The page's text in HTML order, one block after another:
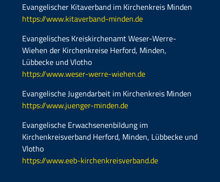
Evangelischer Kitaverband im Kirchenkreis Minden
https://www.kitaverband-minden.de
Evangelisches Kreiskirchenamt Weser-Werre-
Wiehen der Kirchenkreise Herford, Minden,
Lübbecke und Vlotho
https://www.weser-werre-wiehen.de
Evangelische Jugendarbeit im Kirchenkreis Minden
https://www.juenger-minden.de
Evangelische Erwachsenenbildung im
Kirchenkreisverband Herford, Minden, Lübbecke und
Vlotho
https://www.eeb-kirchenkreisverband.de